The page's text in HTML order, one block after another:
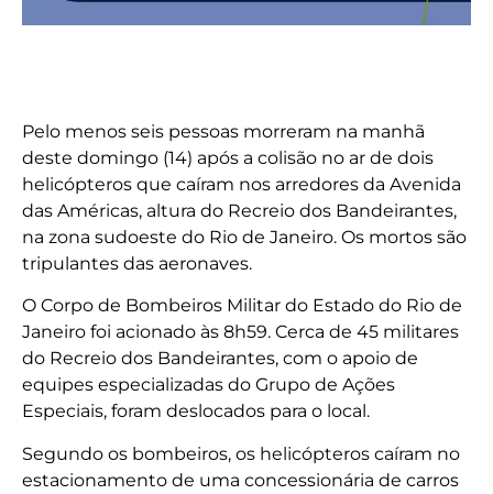
Pelo menos seis pessoas morreram na manhã
deste domingo (14) após a colisão no ar de dois
helicópteros que caíram nos arredores da Avenida
das Américas, altura do Recreio dos Bandeirantes,
na zona sudoeste do Rio de Janeiro. Os mortos são
tripulantes das aeronaves.
O Corpo de Bombeiros Militar do Estado do Rio de
Janeiro foi acionado às 8h59. Cerca de 45 militares
do Recreio dos Bandeirantes, com o apoio de
equipes especializadas do Grupo de Ações
Especiais, foram deslocados para o local.
Segundo os bombeiros, os helicópteros caíram no
estacionamento de uma concessionária de carros